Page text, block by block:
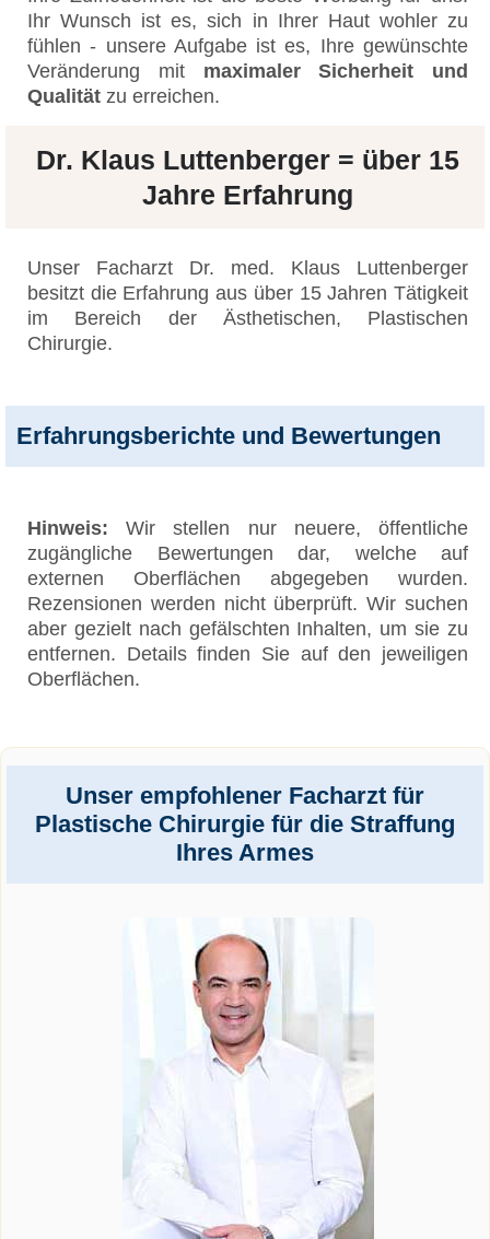
Ihr Wunsch ist es, sich in Ihrer Haut wohler zu
fühlen - unsere Aufgabe ist es, Ihre gewünschte
Veränderung mit maximaler Sicherheit und
Qualität zu erreichen.
Dr. Klaus Luttenberger = über 15
Jahre Erfahrung
Unser Facharzt Dr. med. Klaus Luttenberger
besitzt die Erfahrung aus über 15 Jahren Tätigkeit
im Bereich der Ästhetischen, Plastischen
Chirurgie.
Erfahrungsberichte und Bewertungen
Hinweis: Wir stellen nur neuere, öffentliche
zugängliche Bewertungen dar, welche auf
externen Oberflächen abgegeben wurden.
Rezensionen werden nicht überprüft. Wir suchen
aber gezielt nach gefälschten Inhalten, um sie zu
entfernen. Details finden Sie auf den jeweiligen
Oberflächen.
Unser empfohlener Facharzt für
Plastische Chirurgie für die Straffung
Ihres Armes